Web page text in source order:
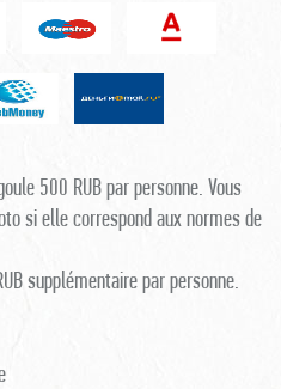
500 RUB par personne. Vous
si elle correspond aux normes de
supplémentaire par personne.